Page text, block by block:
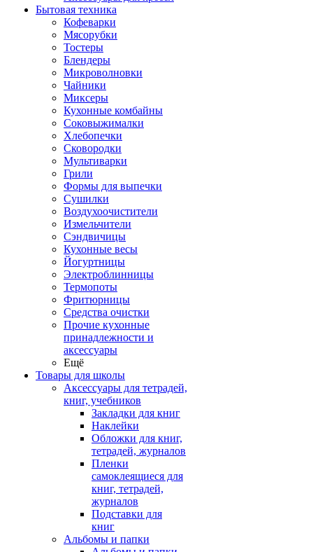
Бытовая техника
Кофеварки
Мясорубки
Тостеры
Блендеры
Микроволновки
Чайники
Миксеры
Кухонные комбайны
Соковыжималки
Хлебопечки
Сковородки
Мультиварки
Грили
Формы для выпечки
Сушилки
Воздухоочистители
Измельчители
Сэндвичицы
Кухонные весы
Йогуртницы
Электроблинницы
Термопоты
Фритюрницы
Средства очистки
Прочие кухонные
принадлежности и
аксессуары
Ещё
Товары для школы
Аксессуары для тетрадей,
книг, учебников
Закладки для книг
Наклейки
Обложки для книг,
тетрадей, журналов
Пленки
самоклеящиеся для
книг, тетрадей,
журналов
Подставки для
книг
Альбомы и папки